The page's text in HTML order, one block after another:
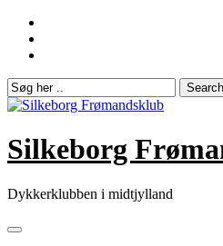
Skip
content
Silkeborg
Dykkerklubben i midtjylland